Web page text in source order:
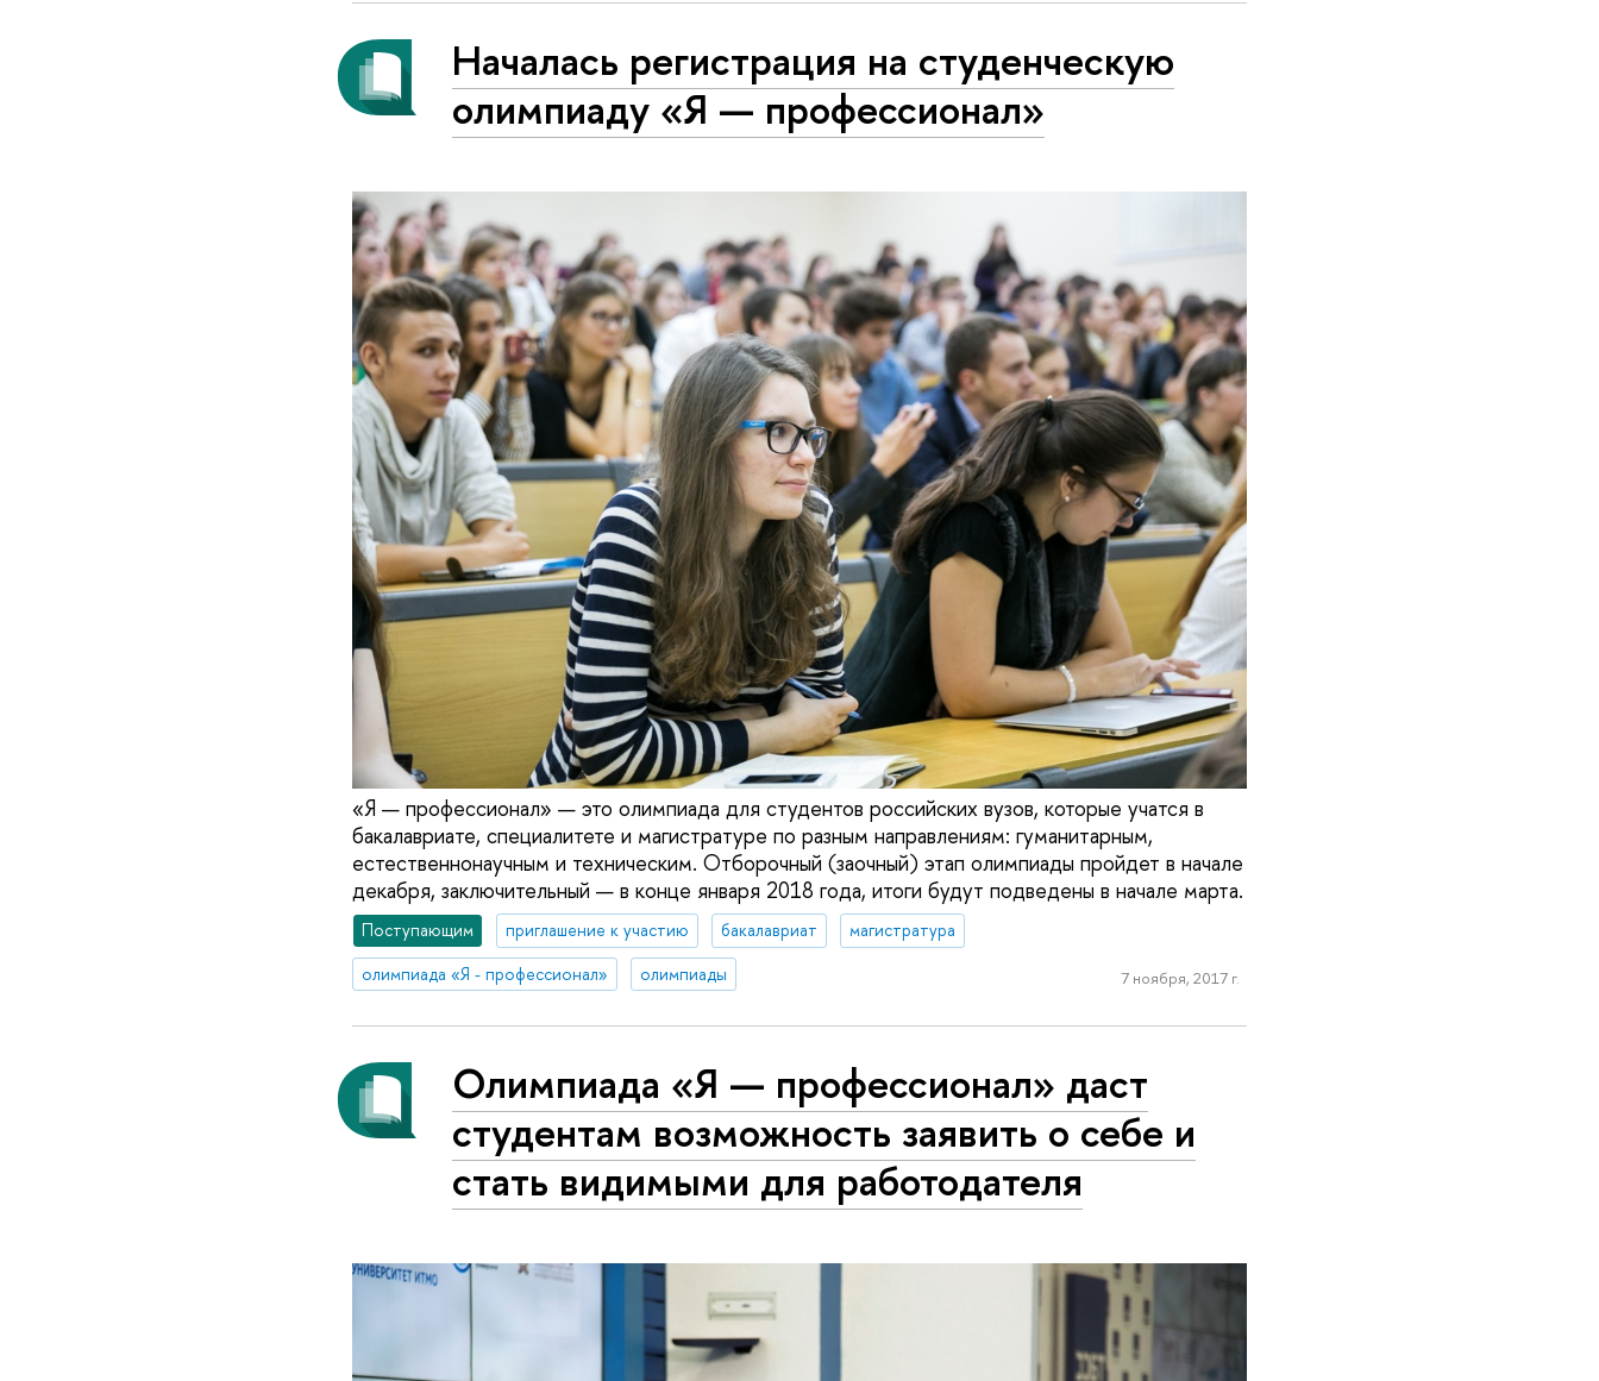
Началась регистрация на студенческую
олимпиаду «Я — профессионал»
«Я — профессионал» — это олимпиада для студентов российских вузов, которые учатся в
бакалавриате, специалитете и магистратуре по разным направлениям: гуманитарным,
естественнонаучным и техническим. Отборочный (заочный) этап олимпиады пройдет в начале
декабря, заключительный — в конце января 2018 года, итоги будут подведены в начале марта.
Поступающим приглашение к участию бакалавриат
магистратура
олимпиада «Я - профессионал»
олимпиады 7 ноября, 2017 г.
Олимпиада «Я — профессионал» даст
студентам возможность заявить о себе и
стать видимыми для работодателя